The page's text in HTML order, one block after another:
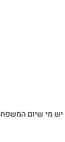
מי שיום המשפחה